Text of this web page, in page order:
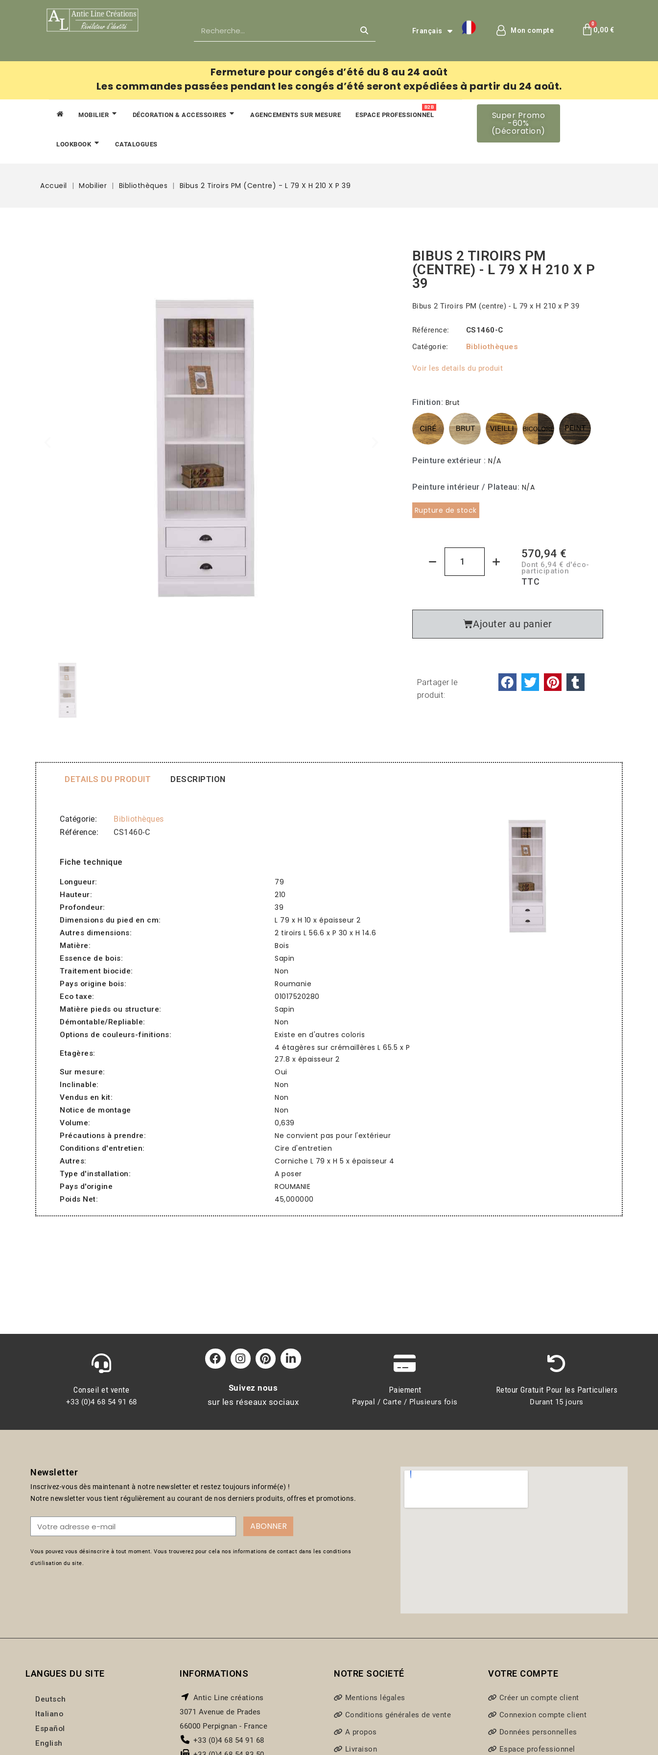
Français Mon compte 0,00 €
Fermeture pour congés d’été du 8 au 24 août
Les commandes passées pendant les congés d’été seront expédiées à partir du 24 août.
MOBILIER DÉCORATION & ACCESSOIRES AGENCEMENTS SUR MESURE ESPACE PROFESSIONNEL
B2B
LOOKBOOK CATALOGUES
Super Promo
-60%
(Décoration)
Accueil Mobilier Bibliothèques Bibus 2 Tiroirs PM (centre) - L 79 X H 210 X P 39
BIBUS 2 TIROIRS PM
(CENTRE) - L 79 X H 210 X P
39
Bibus 2 Tiroirs PM (centre) - L 79 x H 210 x P 39
Référence
CS1460-C
Catégorie
Bibliothèques
Voir les details du produit
Finition Brut
Peinture extérieur N/A
Peinture intérieur / Plateau N/A
Rupture de stock
570,94 €
Dont 6,94 € d'éco-
participation
TTC
Ajouter au panier
Partager le
produit:
DETAILS DU PRODUIT DESCRIPTION
Catégorie
Bibliothèques
Référence
CS1460-C
Fiche technique
Longueur: 79
Hauteur: 210
Profondeur: 39
Dimensions du pied en cm: L 79 x H 10 x épaisseur 2
Autres dimensions: 2 tiroirs L 56.6 x P 30 x H 14.6
Matière: Bois
Essence de bois: Sapin
Traitement biocide: Non
Pays origine bois: Roumanie
Eco taxe: 01017520280
Matière pieds ou structure: Sapin
Démontable/Repliable: Non
Options de couleurs-finitions: Existe en d'autres coloris
Etagères:
4 étagères sur crémaillères L 65.5 x P
27.8 x épaisseur 2
Sur mesure: Oui
Inclinable: Non
Vendus en kit: Non
Notice de montage Non
Volume: 0,639
Précautions à prendre: Ne convient pas pour l'extérieur
Conditions d'entretien: Cire d'entretien
Autres: Corniche L 79 x H 5 x épaisseur 4
Type d'installation: A poser
Pays d'origine ROUMANIE
Poids Net: 45,000000
Conseil et vente
+33 (0)4 68 54 91 68
Suivez nous
sur les réseaux sociaux
Paiement
Paypal / Carte / Plusieurs fois
Retour Gratuit Pour les Particuliers
Durant 15 jours
Newsletter
Inscrivez-vous dès maintenant à notre newsletter et restez toujours informé(e) !
Notre newsletter vous tient régulièrement au courant de nos derniers produits, offres et promotions.
ABONNER
Vous pouvez vous désinscrire à tout moment. Vous trouverez pour cela nos informations de contact dans les conditions
d'utilisation du site.
LANGUES DU SITE
Deutsch
Italiano
Español
English
INFORMATIONS
Antic Line créations
3071 Avenue de Prades
66000 Perpignan - France
+33 (0)4 68 54 91 68
NOTRE SOCIETÉ
Mentions légales
Conditions générales de vente
A propos
Livraison
VOTRE COMPTE
Créer un compte client
Connexion compte client
Données personnelles
Espace professionnel